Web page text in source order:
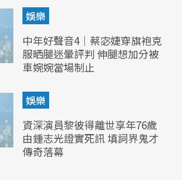
娛樂
中年好聲音4｜蔡宓婕穿旗袍克
服晒腿迷暈評判 伸腿想加分被
車婉婉當場制止
娛樂
資深演員黎彼得離世享年76歲
由鍾志光證實死訊 填詞界鬼才
傳奇落幕